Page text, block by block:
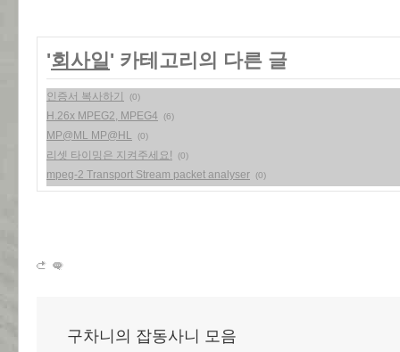
'회사일' 카테고리의 다른 글
인증서 복사하기 (0)
H.26x MPEG2, MPEG4 (6)
MP@ML MP@HL (0)
리셋 타이밍은 지켜주세요! (0)
mpeg-2 Transport Stream packet analyser (0)
구차니의 잡동사니 모음